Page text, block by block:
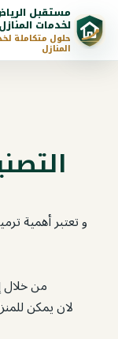
مستقبل
لخدمات المنازل
حلول متكاملة
المنازل
و تعتبر أهمية
من خلال
لان يمكن